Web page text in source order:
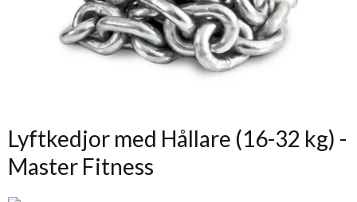
Lyftkedjor med Hållare (16-32 kg) -
Master Fitness